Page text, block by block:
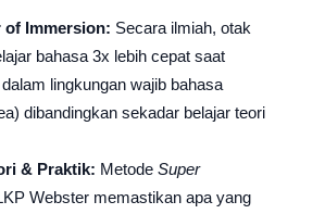
of Immersion: Secara ilmiah, otak
bahasa 3x lebih cepat saat
dalam lingkungan wajib bahasa
dibandingkan sekadar belajar teori
& Praktik: Metode Super
Webster memastikan apa yang